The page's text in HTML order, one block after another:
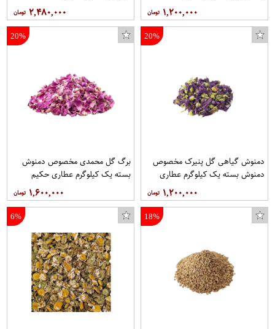
۱,۲۰۰,۰۰۰ ۲,۴۸۰,۰۰۰
20%
دمنوش گیاهی گل پنیرک مخصوص
دمنوش بسته یک کیلوگرم عطاری
۱,۲۰۰,۰۰۰
20%
برگ گل محمدی مخصوص دمنوش
بسته یک کیلوگرم عطاری حکیم
۱,۶۰۰,۰۰۰
18%
6%